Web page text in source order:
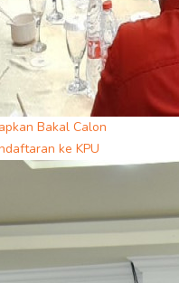
Bakal Calon
ke KPU